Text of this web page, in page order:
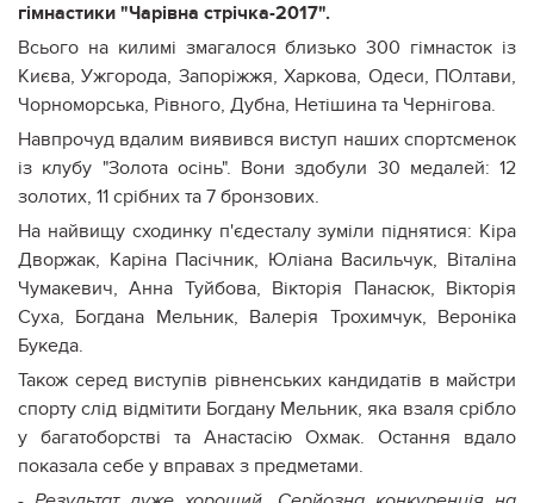
гімнастики "Чарівна стрічка-2017".
Всього на килимі змагалося близько 300 гімнасток із
Києва, Ужгорода, Запоріжжя, Харкова, Одеси, ПОлтави,
Чорноморська, Рівного, Дубна, Нетішина та Чернігова.
Навпрочуд вдалим виявився виступ наших спортсменок
із клубу "Золота осінь". Вони здобули 30 медалей: 12
золотих, 11 срібних та 7 бронзових.
На найвищу сходинку п'єдесталу зуміли піднятися: Кіра
Дворжак, Каріна Пасічник, Юліана Васильчук, Віталіна
Чумакевич, Анна Туйбова, Вікторія Панасюк, Вікторія
Суха, Богдана Мельник, Валерія Трохимчук, Вероніка
Букеда.
Також серед виступів рівненських кандидатів в майстри
спорту слід відмітити Богдану Мельник, яка взаля срібло
у багатоборстві та Анастасію Охмак. Остання вдало
показала себе у вправах з предметами.